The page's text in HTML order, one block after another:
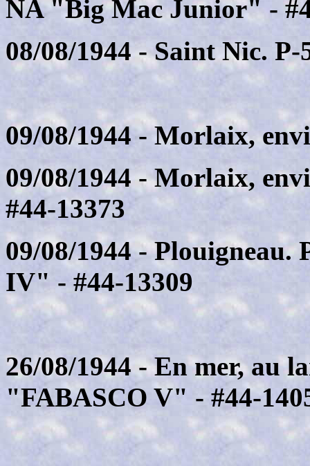
NA "Big Mac Junior" -
08/08/1944 - Saint Nic.
09/08/1944 - Morlaix,
09/08/1944 - Morlaix,
#44-13373
09/08/1944 - Plouigneau.
IV" - #44-13309
26/08/1944 - En mer, au
"FABASCO V" - #44-